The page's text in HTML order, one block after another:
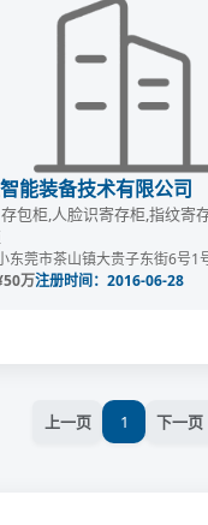
能装备技术有限公司
包柜,人脸识寄存柜,指纹寄
东莞市茶山镇大贵子东街6号1
万注册时间：2016-06-28
上一页 1 下一页